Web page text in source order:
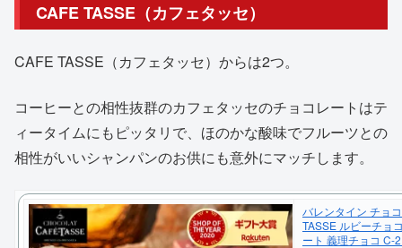
CAFE TASSE（カフェタッセ）
CAFE TASSE（カフェタッセ）からは2つ。
コーヒーとの相性抜群のカフェタッセのチョコレートはテ
ィータイムにもピッタリで、ほのかな酸味でフルーツとの
相性がいいシャンパンのお供にも意外にマッチします。
バレンタイン チョ
TASSE ルビーチョ
ート 義理チョコ C-